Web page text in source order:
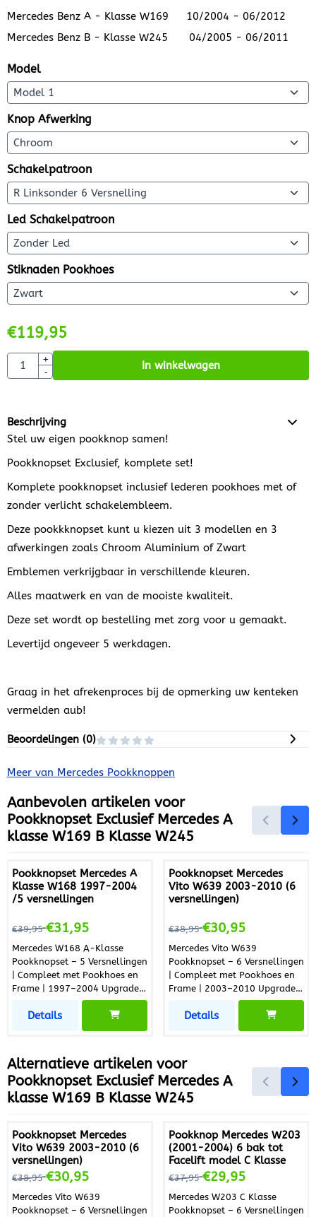
Mercedes Benz A - Klasse W169 10/2004 - 06/2012
Mercedes Benz B - Klasse W245 04/2005 - 06/2011
Model
Knop Afwerking
Schakelpatroon
Led Schakelpatroon
Stiknaden Pookhoes
€119,95
Aantal
+
-
In winkelwagen
Beschrijving
Stel uw eigen pookknop samen!
Pookknopset Exclusief, komplete set!
Komplete pookknopset inclusief lederen pookhoes met of
zonder verlicht schakelembleem.
Deze pookkknopset kunt u kiezen uit 3 modellen en 3
afwerkingen zoals Chroom Aluminium of Zwart
Emblemen verkrijgbaar in verschillende kleuren.
Alles maatwerk en van de mooiste kwaliteit.
Deze set wordt op bestelling met zorg voor u gemaakt.
Levertijd ongeveer 5 werkdagen.
Graag in het afrekenproces bij de opmerking uw kenteken
vermelden aub!
Beoordelingen (0)
Meer van Mercedes Pookknoppen
Aanbevolen artikelen voor
Pookknopset Exclusief Mercedes A
klasse W169 B Klasse W245
Pookknopset Mercedes A
Klasse W168 1997-2004
/5 versnellingen
Van 39,95 voor 31,95
€39,95€31,95
Mercedes W168 A-Klasse
Pookknopset – 5 Versnellingen
| Compleet met Pookhoes en
Frame | 1997–2004 Upgrade
het interieur van uw Mercedes
W168 A-Klasse met deze
hoogwaardige pookknopset.
pookknop en bijpassende
pookhoes inclusief frame en is
eenvoudig zelf te monteren.
Ideaal ter vervanging van een
uw auto een frisse, nette
uitstraling te geven. Ook zeer
geschikt bij verkoop van uw
voertuig. Kenmerken
versnellingen Modern design
Details
Pookknopset Mercedes
Vito W639 2003-2010 (6
versnellingen)
Van 38,95 voor 30,95
€38,95€30,95
Mercedes Vito W639
Pookknopset – 6 Versnellingen
| Compleet met Pookhoes en
Frame | 2003–2010 Upgrade
het interieur van uw Mercedes
Vito W639 met deze complete
pookknopset. De set bestaat
frame en is eenvoudig zelf te
monteren. Ideaal ter
vervanging van een
nette uitstraling te geven. Ook
zeer geschikt bij verkoop van
uw voertuig. Kenmerken
Pookknopset Geschikt voor 6
uitstekende pasvorm Zwarte
Details
Alternatieve artikelen voor
Pookknopset Exclusief Mercedes A
klasse W169 B Klasse W245
Pookknopset Mercedes
Vito W639 2003-2010 (6
versnellingen)
Van 38,95 voor 30,95
€38,95€30,95
Mercedes Vito W639
Pookknopset – 6 Versnellingen
Pookknop Mercedes W203
(2001-2004) 6 bak tot
Facelift model C Klasse
Van 37,95 voor 29,95
€37,95€29,95
Mercedes W203 C Klasse
Pookknopset – 6 Versnellingen